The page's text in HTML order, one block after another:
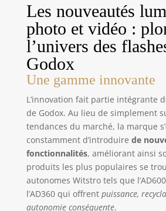
Les nouveautés
photo et vidéo :
l’univers des
Godox
Une gamme innovante
L’innovation fait partie intégrante
de Godox. Au lieu de simplement
tendances du marché, la marque
constamment d’introduire de
fonctionnalités, améliorant ainsi
produits les plus populaires se
autonomes Witstro tels que
l’AD360 qui offrent puissance,
autonomie conséquente.